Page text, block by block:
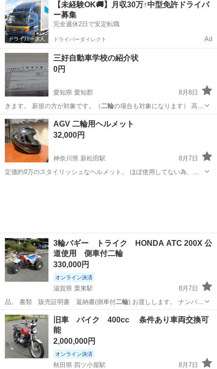
【未経験OK🚚】月収30万↑中型免許ドライバ
ー募集
完全週休2日で安定転職
ドライバーダイレクト Ad
三好自動車学校の紹介状
0円
愛知県 愛知郡
8月8日
きます。 新規の方が対象です。（二輪の場合も対象になります） 高校
生で高…
愛知 愛知郡 その他 紹介状
AGV 二輪用ヘルメット
32,000円
神奈川県 新松田駅
8月7日
定価約9万のスタイリッシュなヘルメット。 ほぼ使用してない為、持
3輪バギー トライク HONDA ATC 200X 公
道使用 側車付二輪
330,000円
オンライン決済
滋賀県 栗東駅
8月7日
品。 書類 販売証明書 返納書(側車付二輪) お渡しします。 ナンバー
所得して…
滋賀 草津市 栗東駅 ホンダ
旧車 バイク 400cc 条件あり車両交換可
能
2,000,000円
オンライン決済
秋田県 四ツ小屋駅
8月7日